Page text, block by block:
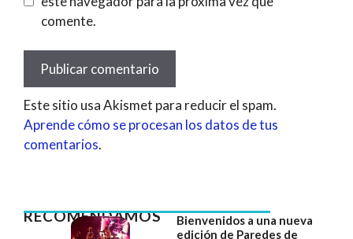
comente.
Este sitio usa Akismet para reducir el spam.
Aprende cómo se procesan los datos de tus
comentarios.
RECOMENDAMOS
Bienvenidos a una nueva
edición de Paredes de